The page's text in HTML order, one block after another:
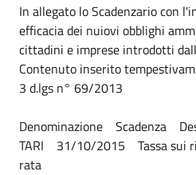
In allegato lo Scadenzario con
efficacia dei nuiovi obblighi
cittadini e imprese introdotti
Contenuto inserito
3 d.lgs n° 69/2013
Denominazione Scadenza
TARI 31/10/2015 Tassa sui
rata